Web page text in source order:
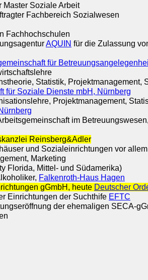
Soziale Arbeit
Fachbereich Sozialwesen
Fachhochschulen
AQUIN für die Zulassung
für
Statistik, Projektmanagement,
für Soziale Dienste mbH, Nürnberg
Projektmanagement,
im Betreuungswesen,
Reinsberg&Adler
und Sozialeinrichtungen vor
Marketing
Florida, Mittel- und Südamerika)
Falkenroth-Haus Hagen
gGmbH, heute Deutscher
Einrichtungen der Suchthife EFTC
der ehemaligen SECA-